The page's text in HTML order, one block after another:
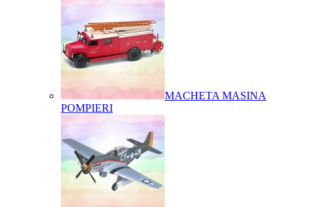
MACHETA MASINA
POMPIERI